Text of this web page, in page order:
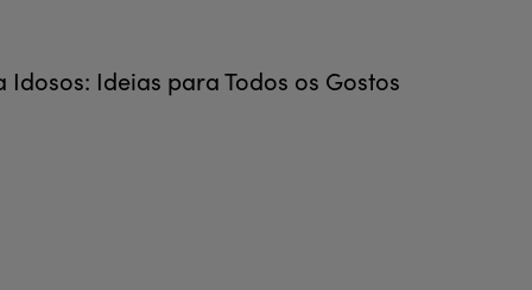
Ideias para Todos os Gostos